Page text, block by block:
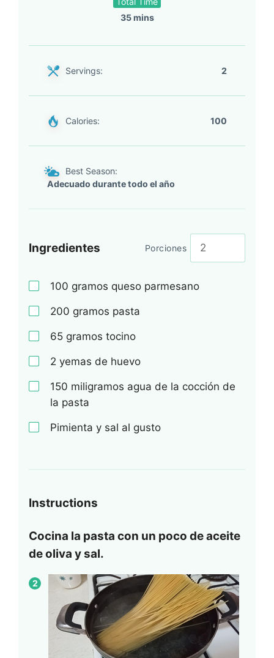
35 mins
Servings: 2
Calories: 100
Best Season:
Adecuado durante todo el año
Ingredientes Porciones
100 gramos queso parmesano
200 gramos pasta
65 gramos tocino
2 yemas de huevo
150 miligramos agua de la cocción de
la pasta
Pimienta y sal al gusto
Instructions
Cocina la pasta con un poco de aceite
de oliva y sal.